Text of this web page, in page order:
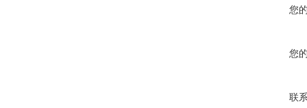
您
您
联